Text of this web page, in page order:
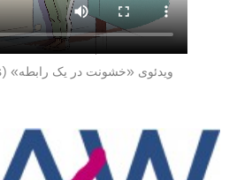
ویدئوی «خشونت در یک رابطه» (Access)